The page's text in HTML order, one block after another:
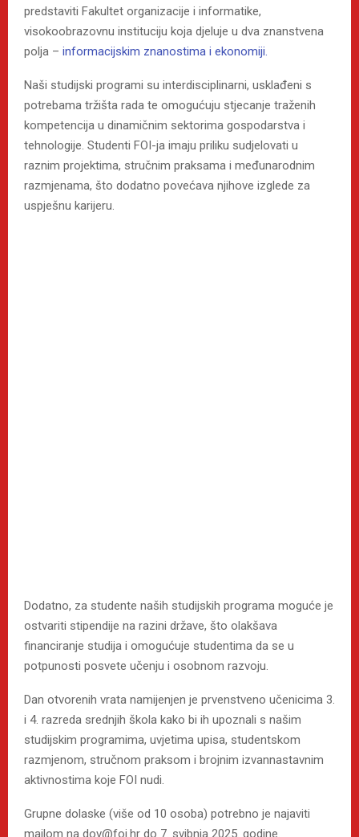
predstaviti Fakultet organizacije i informatike,
visokoobrazovnu instituciju koja djeluje u dva znanstvena
polja – informacijskim znanostima i ekonomiji.
Naši studijski programi su interdisciplinarni, usklađeni s
potrebama tržišta rada te omogućuju stjecanje traženih
kompetencija u dinamičnim sektorima gospodarstva i
tehnologije. Studenti FOI-ja imaju priliku sudjelovati u
raznim projektima, stručnim praksama i međunarodnim
razmjenama, što dodatno povećava njihove izglede za
uspješnu karijeru.
Dodatno, za studente naših studijskih programa moguće je
ostvariti stipendije na razini države, što olakšava
financiranje studija i omogućuje studentima da se u
potpunosti posvete učenju i osobnom razvoju.
Dan otvorenih vrata namijenjen je prvenstveno učenicima 3.
i 4. razreda srednjih škola kako bi ih upoznali s našim
studijskim programima, uvjetima upisa, studentskom
razmjenom, stručnom praksom i brojnim izvannastavnim
aktivnostima koje FOI nudi.
Grupne dolaske (više od 10 osoba) potrebno je najaviti
mailom na dov@foi.hr do 7. svibnja 2025. godine.